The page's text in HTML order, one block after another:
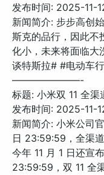
发布时间: 2025-11-
新闻简介: 步步高创
斯克的品行，因此不
化小，未来将面临大
谈特斯拉# #电动车
———————-
标题: 小米双 11 全
发布时间: 2025-11-
新闻简介: 小米公司
日 23:59:59，全渠
今年 11 月 1 日还宣
23:59:59，双 11 全